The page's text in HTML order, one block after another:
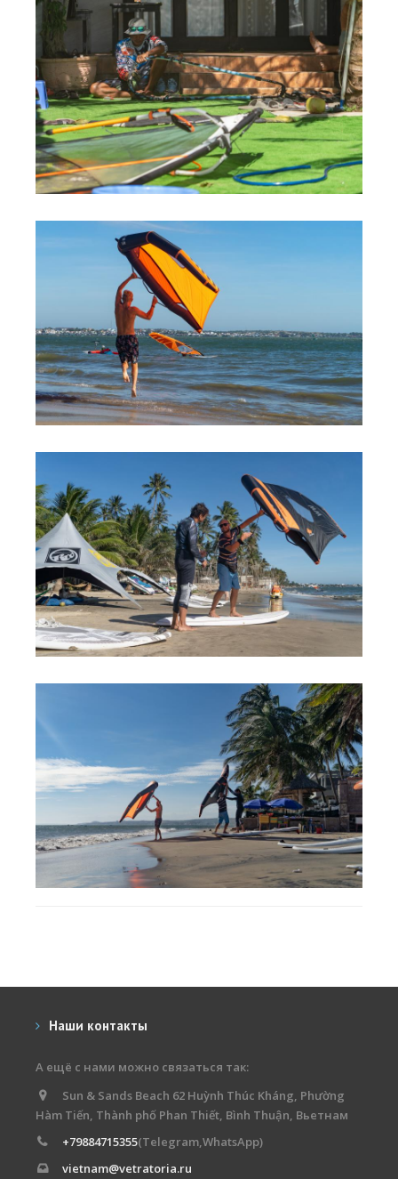
Наши контакты
А ещё с нами можно связаться так:
Sun & Sands Beach 62 Huỳnh Thúc Kháng, Phường
Hàm Tiến, Thành phố Phan Thiết, Bình Thuận, Вьетнам
+79884715355(Telegram,WhatsApp)
vietnam@vetratoria.ru